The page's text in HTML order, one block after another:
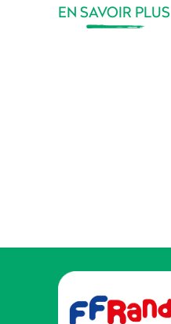
EN SAVOIR PLUS